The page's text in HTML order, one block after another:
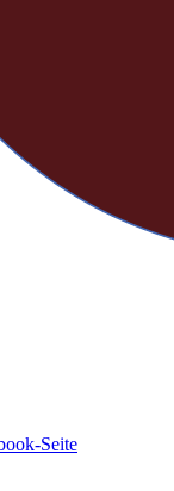
Seite